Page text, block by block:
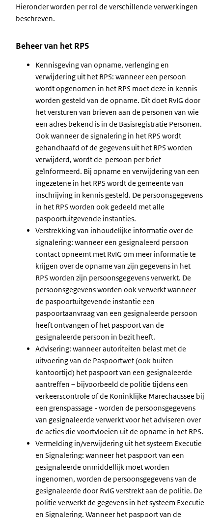
Hieronder worden per rol de verschillende verwerkingen
beschreven.
Beheer van het RPS
Kennisgeving van opname, verlenging en
verwijdering uit het RPS: wanneer een persoon
wordt opgenomen in het RPS moet deze in kennis
worden gesteld van de opname. Dit doet RvIG door
het versturen van brieven aan de personen van wie
een adres bekend is in de Basisregistratie Personen.
Ook wanneer de signalering in het RPS wordt
gehandhaafd of de gegevens uit het RPS worden
verwijderd, wordt de persoon per brief
geïnformeerd. Bij opname en verwijdering van een
ingezetene in het RPS wordt de gemeente van
inschrijving in kennis gesteld. De persoonsgegevens
in het RPS worden ook gedeeld met alle
paspoortuitgevende instanties.
Verstrekking van inhoudelijke informatie over de
signalering: wanneer een gesignaleerd persoon
contact opneemt met RvIG om meer informatie te
krijgen over de opname van zijn gegevens in het
RPS worden zijn persoonsgegevens verwerkt. De
persoonsgegevens worden ook verwerkt wanneer
de paspoortuitgevende instantie een
paspoortaanvraag van een gesignaleerde persoon
heeft ontvangen of het paspoort van de
gesignaleerde persoon in bezit heeft.
Advisering: wanneer autoriteiten belast met de
uitvoering van de Paspoortwet (ook buiten
kantoortijd) het paspoort van een gesignaleerde
aantreffen – bijvoorbeeld de politie tijdens een
verkeerscontrole of de Koninklijke Marechaussee bij
een grenspassage - worden de persoonsgegevens
van gesignaleerde verwerkt voor het adviseren over
de acties die voortvloeien uit de opname in het RPS.
Vermelding in/verwijdering uit het systeem Executie
en Signalering: wanneer het paspoort van een
gesignaleerde onmiddellijk moet worden
ingenomen, worden de persoonsgegevens van de
gesignaleerde door RvIG verstrekt aan de politie. De
politie verwerkt de gegevens in het systeem Executie
en Signalering. Wanneer het paspoort van de